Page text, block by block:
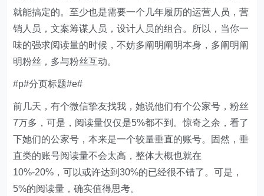
就能搞定的。至少也是需要一个几年履历的运营人员，营
销人员，文案筹谋人员，设计人员的组合。所以，当你一
味的强求阅读量的时候，不妨多阐明阐明本身，多阐明阐
明粉丝，多与粉丝互动。
#p#分页标题#e#
前几天，有个微信挚友找我，她说他们有个公家号，粉丝
7万多，可是，阅读量仅仅是5%都不到。惊奇之余，看了
下她们的公家号，本来是一个较量垂直的账号。固然，垂
直类的账号阅读量不会太高，整体大概也就在
10%-20%，可以或许达到30%的已经很不错了。可是，
5%的阅读量，确实值得思考。